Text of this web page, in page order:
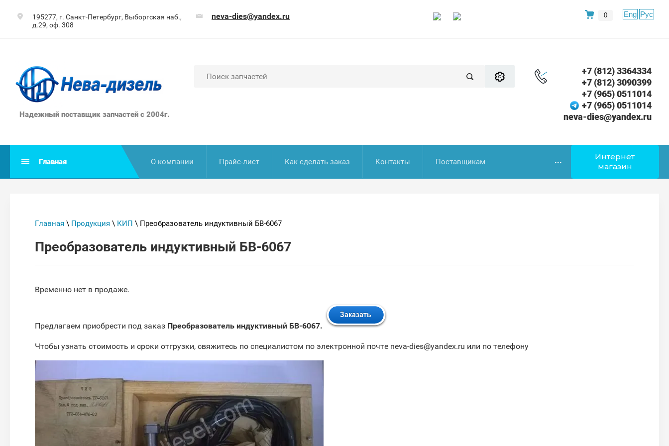
195277, г. Санкт-Петербург, Выборгская наб.,
д.29, оф. 308
neva-dies@yandex.ru 0 Eng Рус
Надежный поставщик запчастей с 2004г.
+7 (812) 3364334
+7 (812) 3090399
+7 (965) 0511014
+7 (965) 0511014
neva-dies@yandex.ru
Главная О компании Прайс-лист Как сделать заказ Контакты Поставщикам ...
Интернет
магазин
Главная \ Продукция \ КИП \ Преобразователь индуктивный БВ-6067
Преобразователь индуктивный БВ-6067
Временно нет в продаже.
Предлагаем приобрести под заказ Преобразователь индуктивный БВ-6067.
Чтобы узнать стоимость и сроки отгрузки, свяжитесь по специалистом по электронной почте neva-dies@yandex.ru или по телефону